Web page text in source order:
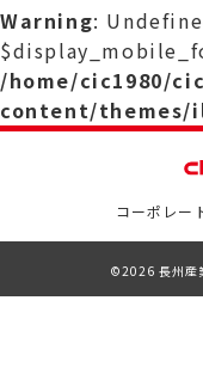
Warning:
/home/cic1980/
content/themes/
コーポレー
©2026 長州産